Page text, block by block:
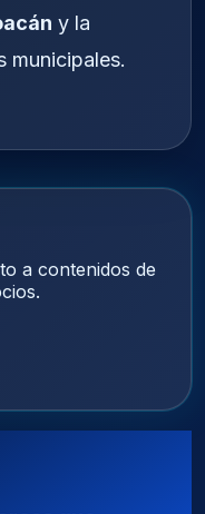
y la
municipales.
a contenidos de